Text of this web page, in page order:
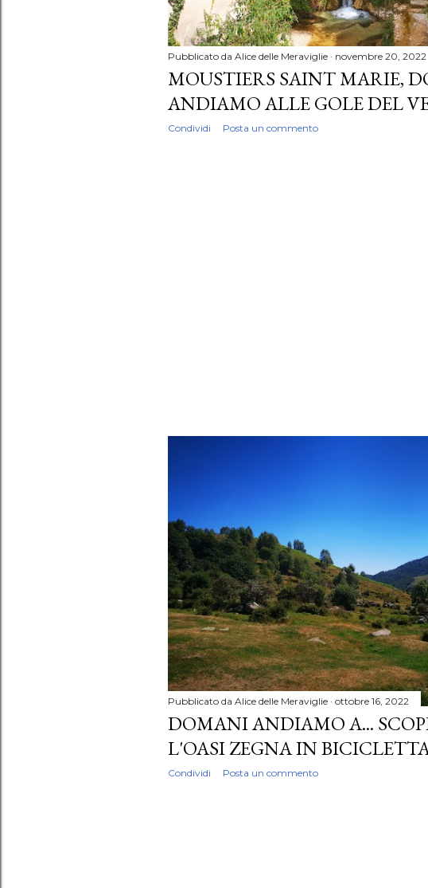
Pubblicato da Alice delle Meraviglie novembre 20, 2022
MOUSTIERS SAINT MARIE,
ANDIAMO ALLE GOLE DEL
Condividi Posta un commento
Pubblicato da Alice delle Meraviglie ottobre 16, 2022
DOMANI ANDIAMO A...
L'OASI ZEGNA IN
Condividi Posta un commento